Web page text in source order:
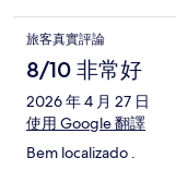
旅客真實評論
8/10 非常好
2026 年 4 月 27 日
使用 Google 翻譯
Bem localizado .